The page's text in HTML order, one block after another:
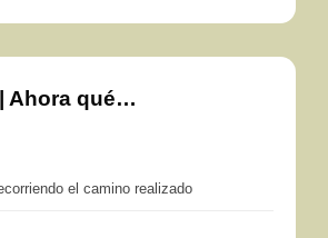
Ahora qué…
el camino realizado